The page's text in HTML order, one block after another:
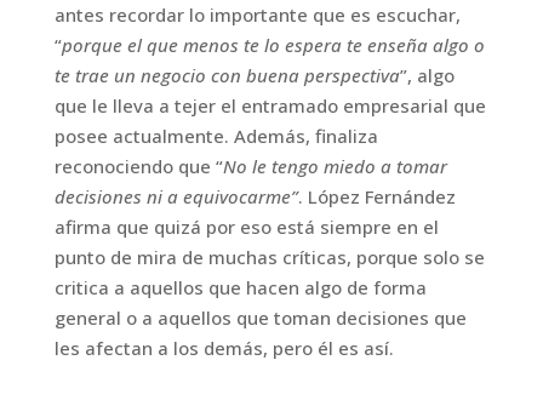
antes recordar lo importante que es escuchar,
“porque el que menos te lo espera te enseña algo o
te trae un negocio con buena perspectiva”, algo
que le lleva a tejer el entramado empresarial que
posee actualmente. Además, finaliza
reconociendo que “No le tengo miedo a tomar
decisiones ni a equivocarme”. López Fernández
afirma que quizá por eso está siempre en el
punto de mira de muchas críticas, porque solo se
critica a aquellos que hacen algo de forma
general o a aquellos que toman decisiones que
les afectan a los demás, pero él es así.